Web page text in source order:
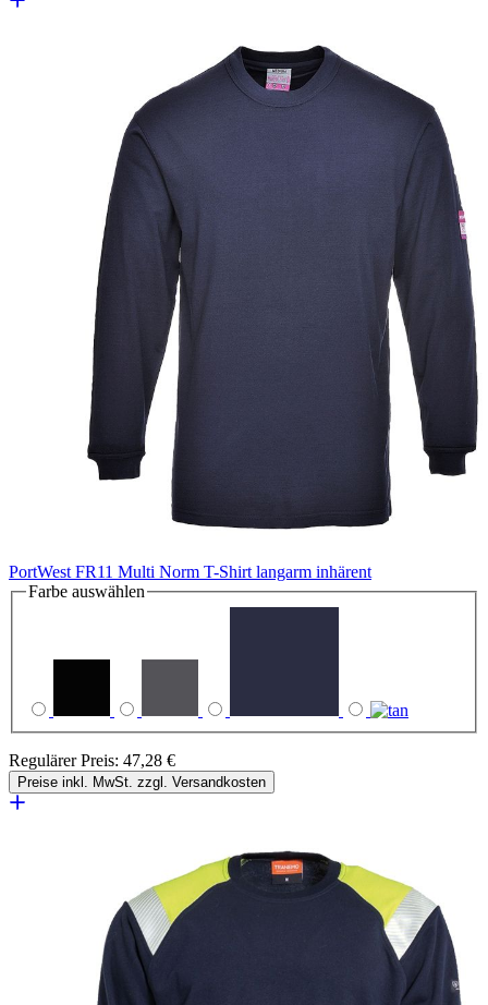
PortWest FR11 Multi Norm T-Shirt langarm inhärent
Farbe auswählen
Regulärer Preis: 47,28 €
Preise inkl. MwSt. zzgl. Versandkosten